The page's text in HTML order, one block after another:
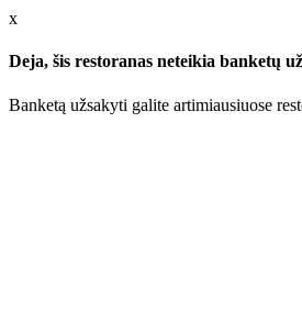
x
Deja, šis restoranas neteikia banketų
Banketą užsakyti galite artimiausiuose